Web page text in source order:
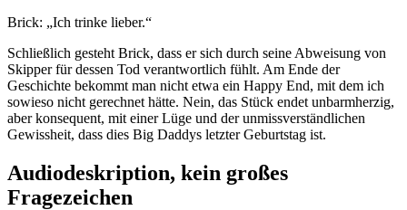
Brick: „Ich trinke lieber.“
Schließlich gesteht Brick, dass er sich durch seine Abweisung von
Skipper für dessen Tod verantwortlich fühlt. Am Ende der
Geschichte bekommt man nicht etwa ein Happy End, mit dem ich
sowieso nicht gerechnet hätte. Nein, das Stück endet unbarmherzig,
aber konsequent, mit einer Lüge und der unmissverständlichen
Gewissheit, dass dies Big Daddys letzter Geburtstag ist.
Audiodeskription, kein großes
Fragezeichen